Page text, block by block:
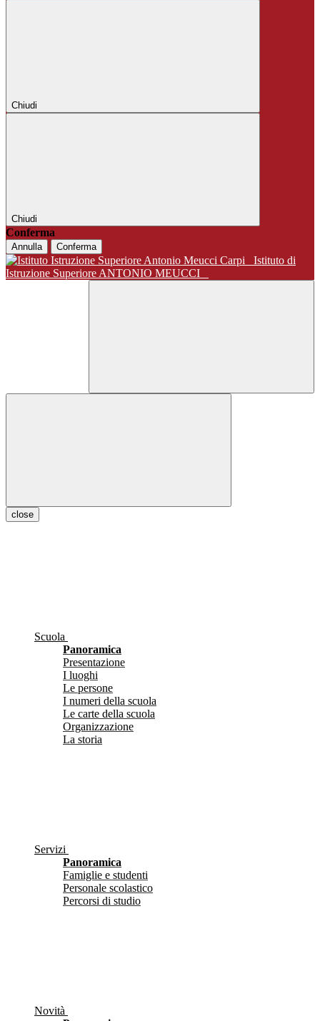
Chiudi
Chiudi
Conferma
Annulla Conferma
Istituto di
Istruzione Superiore ANTONIO MEUCCI
close
Scuola
Panoramica
Presentazione
I luoghi
Le persone
I numeri della scuola
Le carte della scuola
Organizzazione
La storia
Servizi
Panoramica
Famiglie e studenti
Personale scolastico
Percorsi di studio
Novità